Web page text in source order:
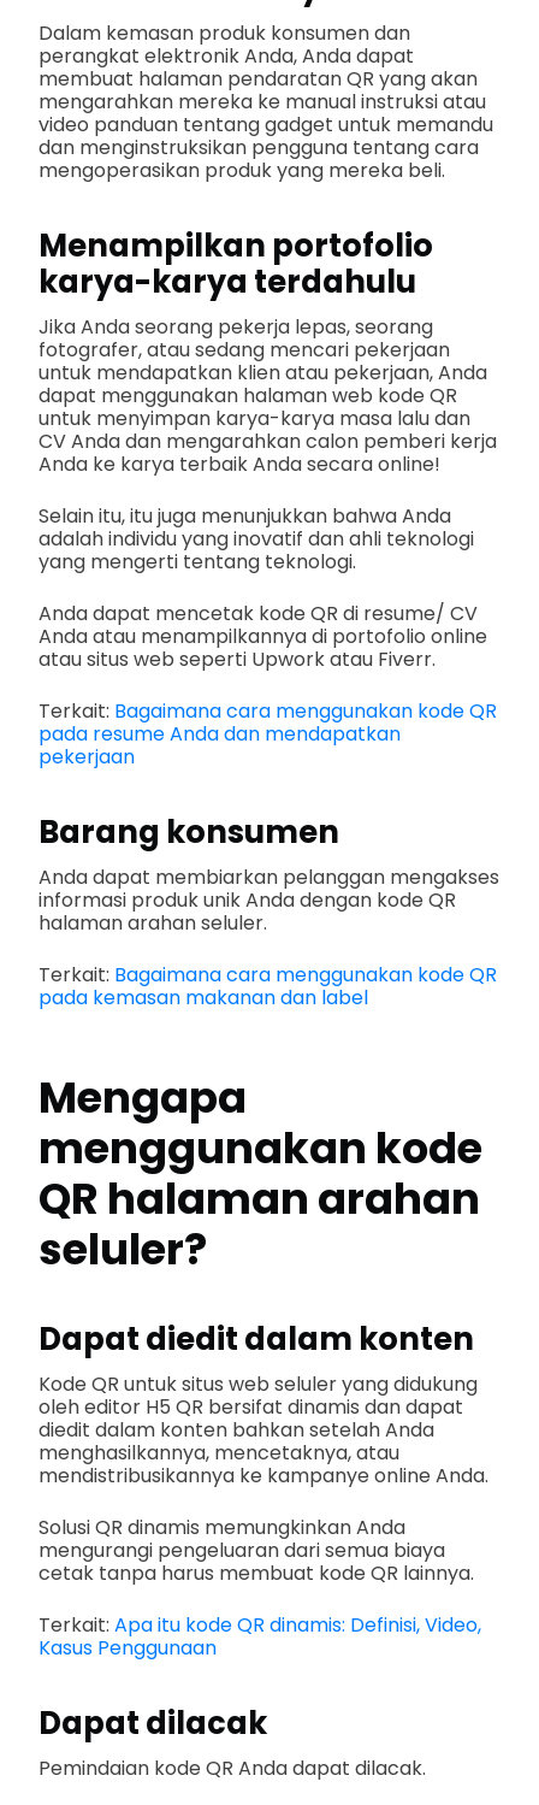
Dalam kemasan produk konsumen dan
perangkat elektronik Anda, Anda dapat
membuat halaman pendaratan QR yang akan
mengarahkan mereka ke manual instruksi atau
video panduan tentang gadget untuk memandu
dan menginstruksikan pengguna tentang cara
mengoperasikan produk yang mereka beli.
Menampilkan portofolio
karya-karya terdahulu
Jika Anda seorang pekerja lepas, seorang
fotografer, atau sedang mencari pekerjaan
untuk mendapatkan klien atau pekerjaan, Anda
dapat menggunakan halaman web kode QR
untuk menyimpan karya-karya masa lalu dan
CV Anda dan mengarahkan calon pemberi kerja
Anda ke karya terbaik Anda secara online!
Selain itu, itu juga menunjukkan bahwa Anda
adalah individu yang inovatif dan ahli teknologi
yang mengerti tentang teknologi.
Anda dapat mencetak kode QR di resume/ CV
Anda atau menampilkannya di portofolio online
atau situs web seperti Upwork atau Fiverr.
Terkait: Bagaimana cara menggunakan kode QR
pada resume Anda dan mendapatkan
pekerjaan
Barang konsumen
Anda dapat membiarkan pelanggan mengakses
informasi produk unik Anda dengan kode QR
halaman arahan seluler.
Terkait: Bagaimana cara menggunakan kode QR
pada kemasan makanan dan label
Mengapa
menggunakan kode
QR halaman arahan
seluler?
Dapat diedit dalam konten
Kode QR untuk situs web seluler yang didukung
oleh editor H5 QR bersifat dinamis dan dapat
diedit dalam konten bahkan setelah Anda
menghasilkannya, mencetaknya, atau
mendistribusikannya ke kampanye online Anda.
Solusi QR dinamis memungkinkan Anda
mengurangi pengeluaran dari semua biaya
cetak tanpa harus membuat kode QR lainnya.
Terkait: Apa itu kode QR dinamis: Definisi, Video,
Kasus Penggunaan
Dapat dilacak
Pemindaian kode QR Anda dapat dilacak.